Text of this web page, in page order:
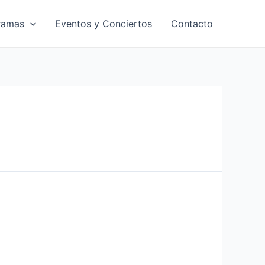
Eventos y Conciertos Contacto